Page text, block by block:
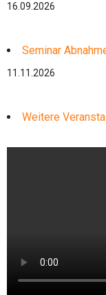
16.09.2026
Seminar
11.11.2026
Weitere